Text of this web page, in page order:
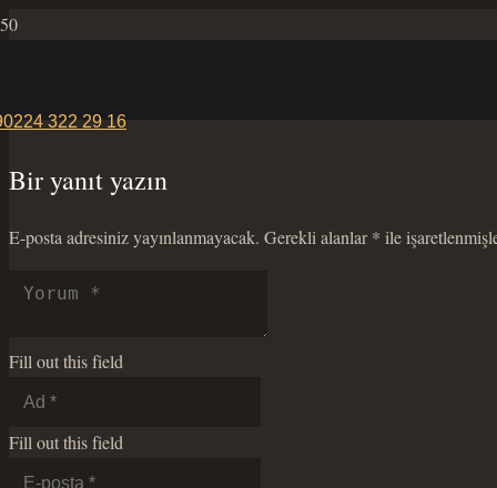
322 29 16
Bir yanıt yazın
E-posta adresiniz yayınlanmayacak. Gerekli alanlar* ile
Fill out this field
Fill out this field